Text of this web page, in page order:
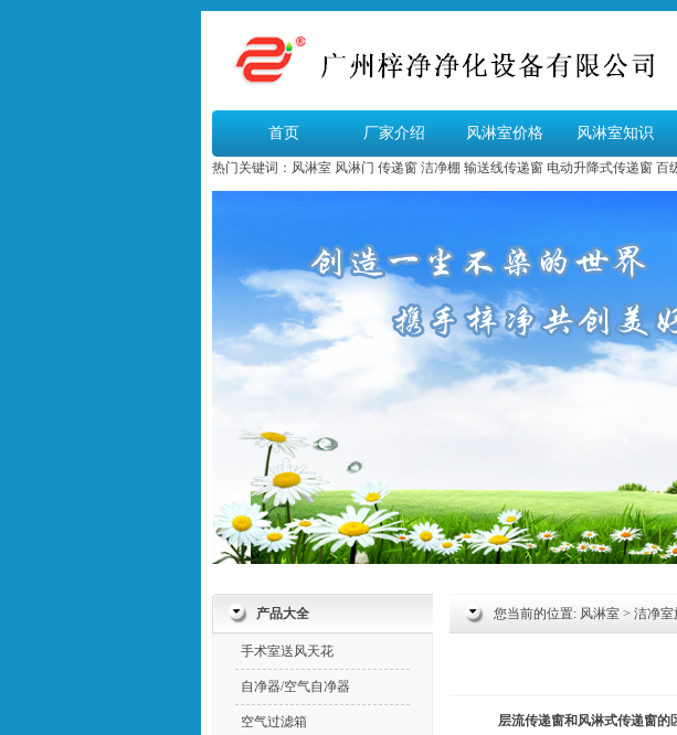
首页 厂家介绍 风淋室价格 风淋室知识
热门关键词： 风淋室 风淋门 传递窗 洁净棚 输送线传递窗 电动升降式传递窗 百
您当前的位置: 风淋室 > 洁净室
层流传递窗和风淋式传递窗的
产品大全
手术室送风天花
自净器/空气自净器
空气过滤箱